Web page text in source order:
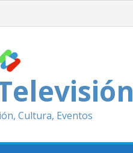
Cultura, Eventos